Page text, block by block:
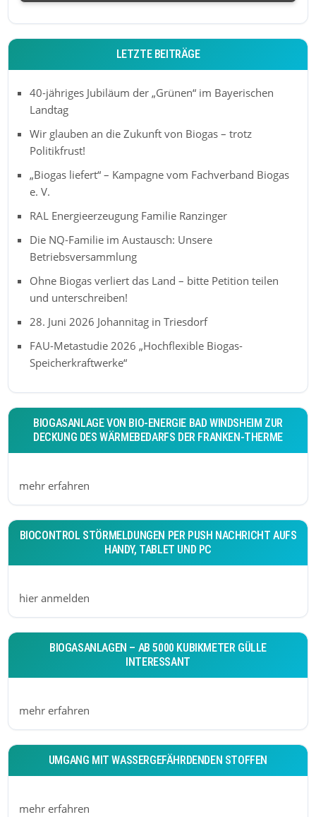
LETZTE BEITRÄGE
40-jähriges Jubiläum der „Grünen“ im Bayerischen
Landtag
Wir glauben an die Zukunft von Biogas – trotz
Politikfrust!
„Biogas liefert“ – Kampagne vom Fachverband Biogas
e. V.
RAL Energieerzeugung Familie Ranzinger
Die NQ-Familie im Austausch: Unsere
Betriebsversammlung
Ohne Biogas verliert das Land – bitte Petition teilen
und unterschreiben!
28. Juni 2026 Johannitag in Triesdorf
FAU-Metastudie 2026 „Hochflexible Biogas-
Speicherkraftwerke“
BIOGASANLAGE VON BIO-ENERGIE BAD WINDSHEIM ZUR
DECKUNG DES WÄRMEBEDARFS DER FRANKEN-THERME
mehr erfahren
BIOCONTROL STÖRMELDUNGEN PER PUSH NACHRICHT AUFS
HANDY, TABLET UND PC
hier anmelden
BIOGASANLAGEN – AB 5000 KUBIKMETER GÜLLE
INTERESSANT
mehr erfahren
UMGANG MIT WASSERGEFÄHRDENDEN STOFFEN
mehr erfahren